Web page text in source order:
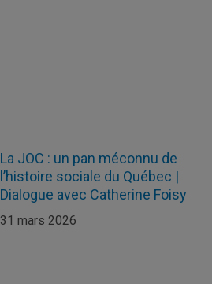
La JOC : un pan méconnu de
l’histoire sociale du Québec |
Dialogue avec Catherine Foisy
31 mars 2026